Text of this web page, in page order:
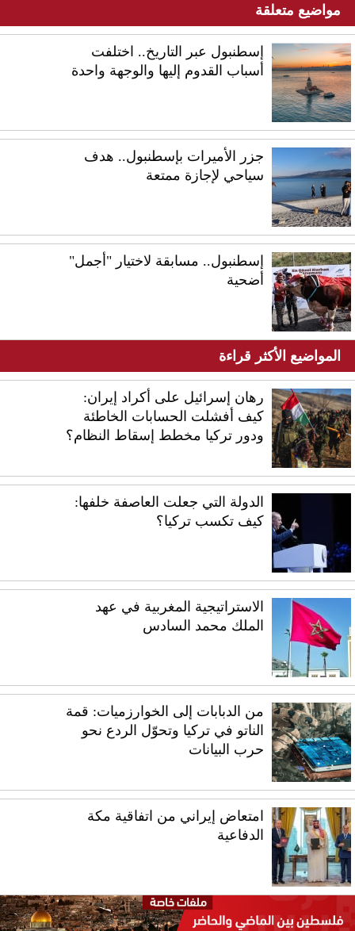
مواضيع متعلقة
إسطنبول عبر التاريخ.. اختلفت
أسباب القدوم إليها والوجهة واحدة
جزر الأميرات بإسطنبول.. هدف
سياحي لإجازة ممتعة
إسطنبول.. مسابقة لاختيار "أجمل"
أضحية
المواضيع الأكثر قراءة
رهان إسرائيل على أكراد إيران:
كيف أفشلت الحسابات الخاطئة
ودور تركيا مخطط إسقاط النظام؟
الدولة التي جعلت العاصفة خلفها:
كيف تكسب تركيا؟
الاستراتيجية المغربية في عهد
الملك محمد السادس
من الدبابات إلى الخوارزميات: قمة
الناتو في تركيا وتحوّل الردع نحو
حرب البيانات
امتعاض إيراني من اتفاقية مكة
الدفاعية